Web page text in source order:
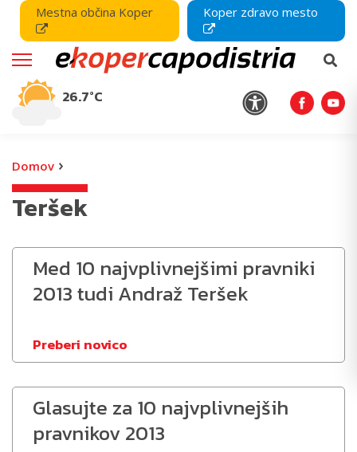
Mestna občina Koper Koper zdravo mesto
26.7°C
Domov ›
Teršek
Med 10 najvplivnejšimi pravniki
2013 tudi Andraž Teršek
Preberi novico
Glasujte za 10 najvplivnejših
pravnikov 2013